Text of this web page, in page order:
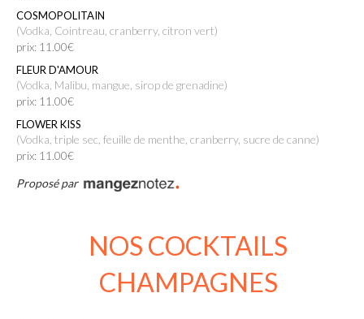
COSMOPOLITAIN
(Vodka, Cointreau, cranberry, citron vert)
prix: 11.00€
FLEUR D'AMOUR
(Vodka, Malibu, mangue, sirop de grenadine)
prix: 11.00€
FLOWER KISS
(Vodka, triple sec, feuille de menthe, cranberry, sucre de canne)
prix: 11.00€
Proposé par
NOS COCKTAILS
CHAMPAGNES